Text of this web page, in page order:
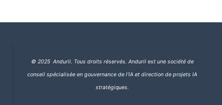
© 2025 Anduril. Tous droits réservés. Anduril est une société de
conseil spécialisée en gouvernance de l’IA et direction de projets IA
stratégiques.